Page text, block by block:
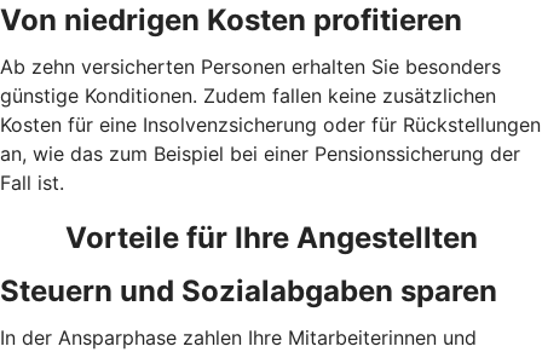
Von niedrigen Kosten profitieren
Ab zehn versicherten Personen erhalten Sie besonders
günstige Konditionen. Zudem fallen keine zusätzlichen
Kosten für eine Insolvenzsicherung oder für Rückstellungen
an, wie das zum Beispiel bei einer Pensionssicherung der
Fall ist.
Vorteile für Ihre Angestellten
Steuern und Sozialabgaben sparen
In der Ansparphase zahlen Ihre Mitarbeiterinnen und